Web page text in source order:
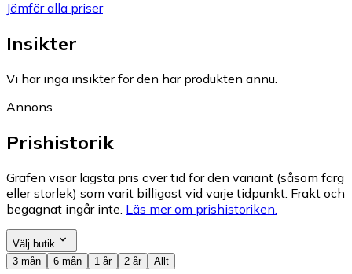
Jämför alla priser
Insikter
Vi har inga insikter för den här produkten ännu.
Annons
Prishistorik
Grafen visar lägsta pris över tid för den variant (såsom färg
eller storlek) som varit billigast vid varje tidpunkt. Frakt och
begagnat ingår inte. Läs mer om prishistoriken.
Välj butik
3 mån
6 mån 1 år 2 år Allt